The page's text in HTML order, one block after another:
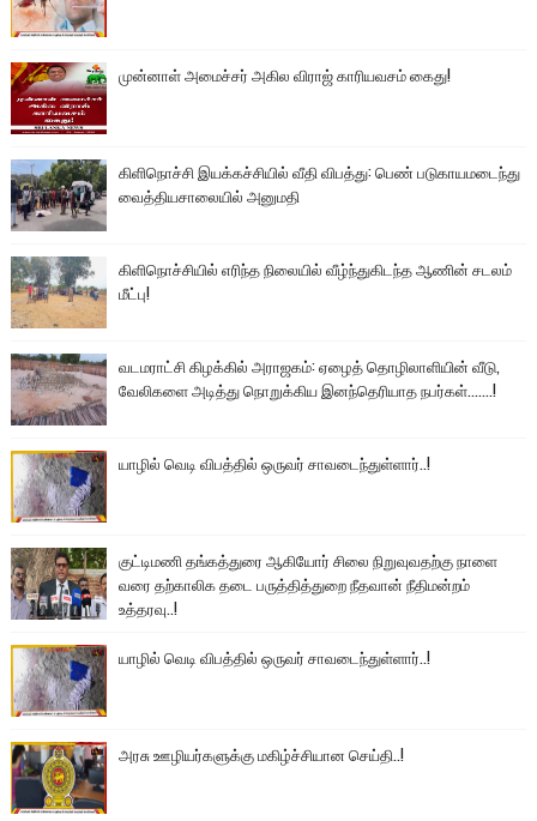
முன்னாள் அமைச்சர் அகில விராஜ் காரியவசம் கைது!
கிளிநொச்சி இயக்கச்சியில் வீதி விபத்து: பெண் படுகாயமடைந்து
வைத்தியசாலையில் அனுமதி
கிளிநொச்சியில் எரிந்த நிலையில் வீழ்ந்துகிடந்த ஆணின் சடலம்
மீட்பு!
வடமராட்சி கிழக்கில் அராஜகம்: ஏழைத் தொழிலாளியின் வீடு,
வேலிகளை அடித்து நொறுக்கிய இனந்தெரியாத நபர்கள்.......!
யாழில் வெடி விபத்தில் ஒருவர் சாவடைந்துள்ளார்..!
குட்டிமணி தங்கத்துரை ஆகியோர் சிலை நிறுவுவதற்கு நாளை
வரை தற்காலிக தடை பருத்தித்துறை நீதவான் நீதிமன்றம்
உத்தரவு..!
யாழில் வெடி விபத்தில் ஒருவர் சாவடைந்துள்ளார்..!
அரசு ஊழியர்களுக்கு மகிழ்ச்சியான செய்தி..!